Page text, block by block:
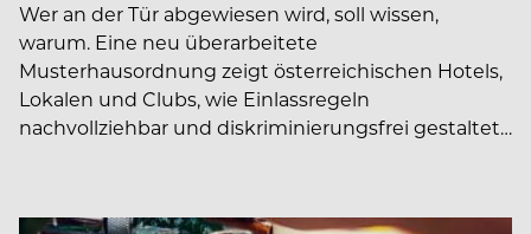
Wer an der Tür abgewiesen wird, soll wissen,
warum. Eine neu überarbeitete
Musterhausordnung zeigt österreichischen Hotels,
Lokalen und Clubs, wie Einlassregeln
nachvollziehbar und diskriminierungsfrei gestaltet…